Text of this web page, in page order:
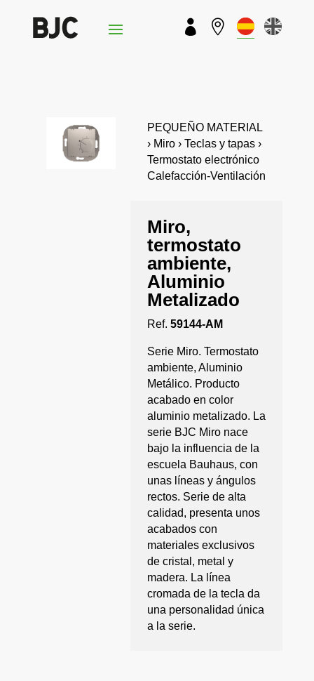
 
PEQUEÑO MATERIAL
› Miro › Teclas y tapas ›
Termostato electrónico
Calefacción-Ventilación
Miro,
termostato
ambiente,
Aluminio
Metalizado
Ref.59144-AM
Serie Miro. Termostato
ambiente, Aluminio
Metálico. Producto
acabado en color
aluminio metalizado. La
serie BJC Miro nace
bajo la influencia de la
escuela Bauhaus, con
unas líneas y ángulos
rectos. Serie de alta
calidad, presenta unos
acabados con
materiales exclusivos
de cristal, metal y
madera. La línea
cromada de la tecla da
una personalidad única
a la serie.